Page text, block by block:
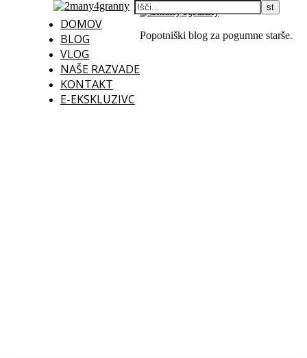
DOMOV
BLOG
VLOG
NAŠE RAZVADE
KONTAKT
E-EKSKLUZIVC
Popotniški blog za pogumne starše.